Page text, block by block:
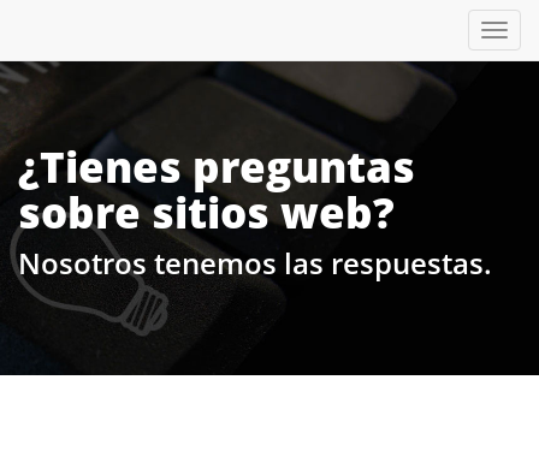
¿Tienes preguntas
sobre sitios web?
Nosotros tenemos las respuestas.